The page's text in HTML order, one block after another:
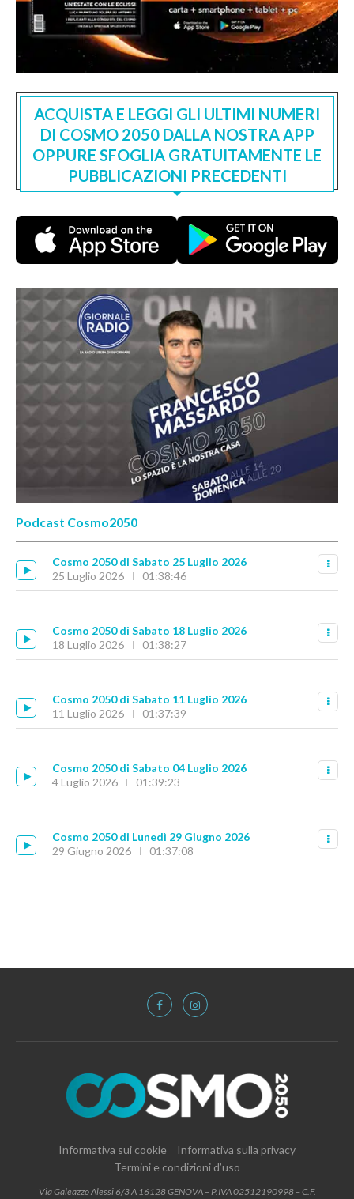
ACQUISTA E LEGGI GLI ULTIMI NUMERI
DI COSMO 2050 DALLA NOSTRA APP
OPPURE SFOGLIA GRATUITAMENTE LE
PUBBLICAZIONI PRECEDENTI
Podcast Cosmo2050
Cosmo 2050 di Sabato 25 Luglio 2026
25 Luglio 2026
01:38:46
Cosmo 2050 di Sabato 18 Luglio 2026
18 Luglio 2026
01:38:27
Cosmo 2050 di Sabato 11 Luglio 2026
11 Luglio 2026
01:37:39
Cosmo 2050 di Sabato 04 Luglio 2026
4 Luglio 2026
01:39:23
Cosmo 2050 di Lunedì 29 Giugno 2026
29 Giugno 2026
01:37:08
Informativa sui cookie
Informativa sulla privacy
Termini e condizioni d’uso
Via Galeazzo Alessi 6/3 A 16128 GENOVA – P.IVA 02512190998 – C.F.